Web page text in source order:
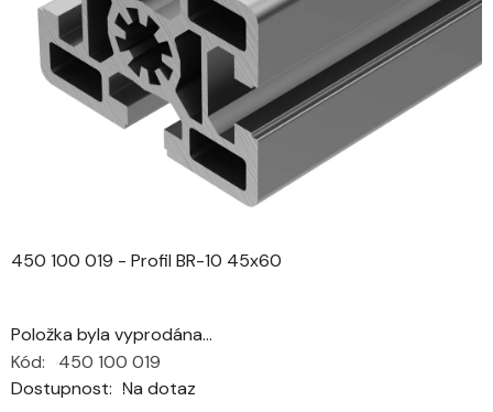
450 100 019 - Profil BR-10 45x60
Položka byla vyprodána…
Dostupnost Na dotaz
Kód: 450 100 019
hvězdiček.